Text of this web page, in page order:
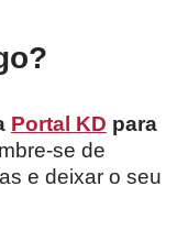
Portal KD para
se de
e deixar o seu